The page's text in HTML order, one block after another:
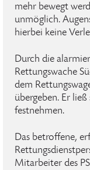
mehr bewegt
unmöglich.
hierbei keine
Durch die
Rettungswache
dem
übergeben. Er
festnehmen.
Das betroffene,
Mitarbeiter des